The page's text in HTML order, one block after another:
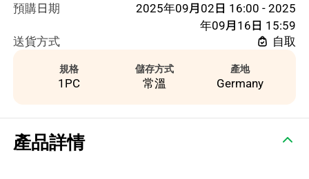
預購日期
2025年09月02日 16:00 - 2025
年09月16日 15:59
送貨方式
自取
規格
1PC
儲存方式
常溫
產地
Germany
產品詳情